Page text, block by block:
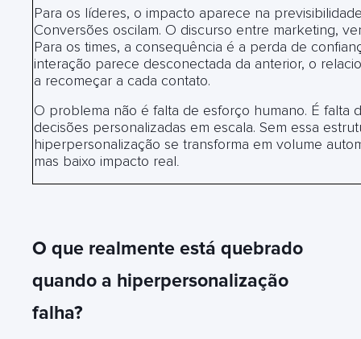
Para os líderes, o impacto aparece na
Conversões oscilam. O discurso entre marketing,
Para os times, a consequência é a perda de
interação parece desconectada da anterior, o
a recomeçar a cada contato.
O problema não é falta de esforço humano. É falta
decisões personalizadas em escala. Sem essa
hiperpersonalização se transforma em volume
mas baixo impacto real.
O que realmente está quebrado
quando a hiperpersonalização
falha?